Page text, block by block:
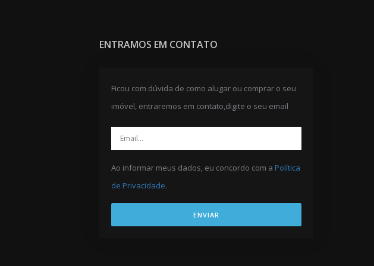
ENTRAMOS EM CONTATO
Ficou com dúvida de como alugar ou comprar o seu
imóvel, entraremos em contato,digite o seu email
Ao informar meus dados, eu concordo com a Política
de Privacidade.
ENVIAR